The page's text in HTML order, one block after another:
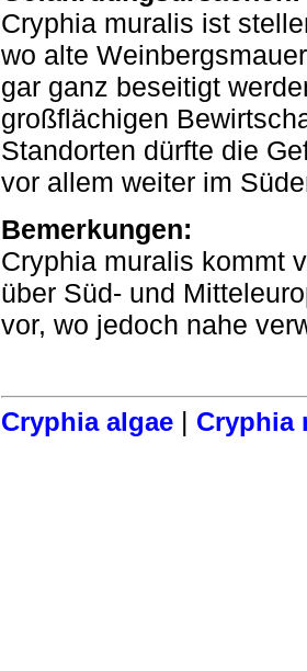
Cryphia muralis ist
wo alte
gar ganz beseitigt
großflächigen
Standorten dürfte die
vor allem weiter im
Bemerkungen:
Cryphia muralis kommt
über Süd- und
vor, wo jedoch nahe
Cryphia algae | Cryphia